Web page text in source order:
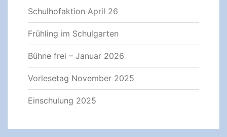
Schulhofaktion April 26
Frühling im Schulgarten
Bühne frei – Januar 2026
Vorlesetag November 2025
Einschulung 2025